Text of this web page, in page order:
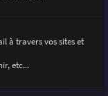
à travers vos sites et
etc...